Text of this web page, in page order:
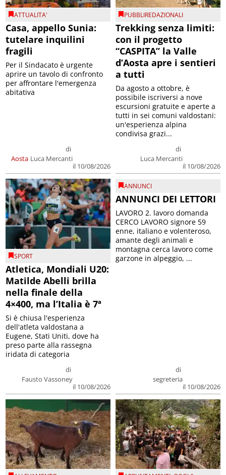
ATTUALITA'
Casa, appello Sunia:
tutelare inquilini
fragili
Aosta
di
Luca Mercanti
il 10/08/2026
Per il Sindacato è urgente
aprire un tavolo di confronto
per affrontare l'emergenza
abitativa
PUBBLIREDAZIONALI
Trekking senza limiti:
con il progetto
“CASPITA” la Valle
d’Aosta apre i sentieri
a tutti
di
Luca Mercanti
il 10/08/2026
Da agosto a ottobre, è
possibile iscriversi a nove
escursioni gratuite e aperte a
tutti in sei comuni valdostani:
un'esperienza alpina
condivisa grazi...
SPORT
Atletica, Mondiali U20:
Matilde Abelli brilla
nella finale della
4×400, ma l’Italia è 7ª
di
Fausto Vassoney
il 10/08/2026
Si è chiusa l'esperienza
dell'atleta valdostana a
Eugene, Stati Uniti, dove ha
preso parte alla rassegna
iridata di categoria
ANNUNCI
ANNUNCI DEI LETTORI
di
segreteria
il 10/08/2026
LAVORO 2. lavoro domanda
CERCO LAVORO signore 59
enne, italiano e volenteroso,
amante degli animali e
montagna cerca lavoro come
garzone in alpeggio, ...